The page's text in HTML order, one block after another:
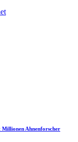
Ahnenforscher